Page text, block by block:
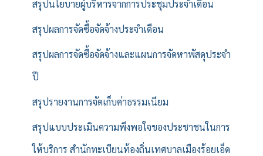
สรุปนโยบายผู้บริหารจากการประชุมประจำเดือน
สรุปผลการจัดซื้อจัดจ้างประจำเดือน
สรุปผลการจัดซื้อจัดจ้างและแผนการจัดหาพัสดุประจำ
ปี
สรุปรายงานการจัดเก็บค่าธรรมเนียม
สรุปแบบประเมินความพึงพอใจของประชาชนในการ
ให้บริการ สำนักทะเบียนท้องถิ่นเทศบาลเมืองร้อยเอ็ด